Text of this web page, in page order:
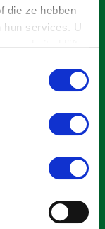
die ze hebben
hun services. U
meerwaarde,
Tuinbouw